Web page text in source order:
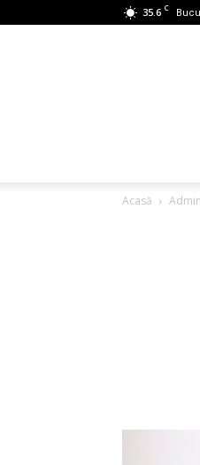
35.6 C
Acasă